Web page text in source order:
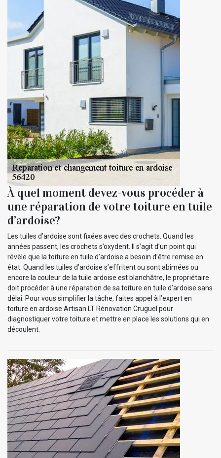
À quel moment devez-vous procéder à
une réparation de votre toiture en tuile
d’ardoise?
Les tuiles d’ardoise sont fixées avec des crochets. Quand les
années passent, les crochets s’oxydent. Il s’agit d’un point qui
révèle que la toiture en tuile d’ardoise a besoin d’être remise en
état. Quand les tuiles d’ardoise s’effritent ou sont abimées ou
encore la couleur de la tuile ardoise est blanchâtre, le propriétaire
doit procéder à une réparation de sa toiture en tuile d’ardoise sans
délai. Pour vous simplifier la tâche, faites appel à l’expert en
toiture en ardoise Artisan LT Rénovation Cruguel pour
diagnostiquer votre toiture et mettre en place les solutions qui en
découlent.